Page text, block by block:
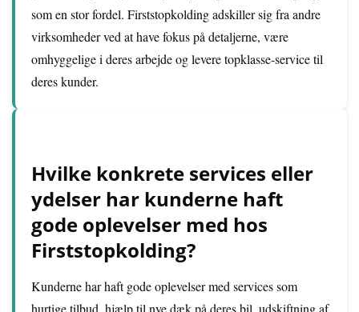
som en stor fordel. Firststopkolding adskiller sig fra andre
virksomheder ved at have fokus på detaljerne, være
omhyggelige i deres arbejde og levere topklasse-service til
deres kunder.
Hvilke konkrete services eller
ydelser har kunderne haft
gode oplevelser med hos
Firststopkolding?
Kunderne har haft gode oplevelser med services som
hurtige tilbud, hjælp til nye dæk på deres bil, udskiftning af